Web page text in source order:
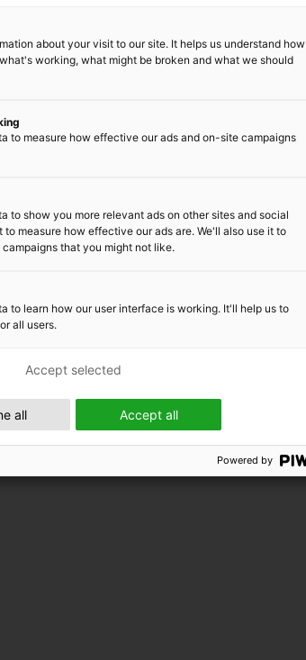
Industry
about your visit to our site. It helps us understand how
working, what might be broken and what we should
to measure how effective our ads and on-site campaigns
to show you more relevant ads on other sites and social
to measure how effective our ads are. We'll also use it to
that you might not like.
to learn how our user interface is working. It'll help us to
all users.
Accept all
all
Accept selected
Powered by